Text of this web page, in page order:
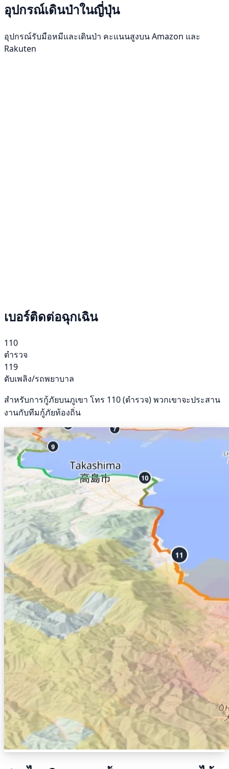
อุปกรณ์เดินป่าในญี่ปุ่น
อุปกรณ์รับมือหมีและเดินป่า คะแนนสูงบน Amazon และ
Rakuten
เบอร์ติดต่อฉุกเฉิน
110
ตำรวจ
119
ดับเพลิง/รถพยาบาล
สำหรับการกู้ภัยบนภูเขา โทร 110 (ตำรวจ) พวกเขาจะประสาน
งานกับทีมกู้ภัยท้องถิ่น